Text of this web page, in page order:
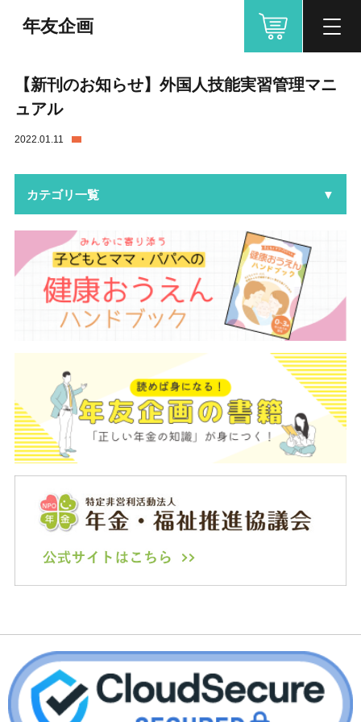
年友企画
【新刊のお知らせ】外国人技能実習管理マニ
ュアル
2022.01.11
カテゴリ一覧